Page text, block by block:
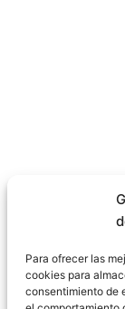
Para ofrecer las
cookies para
consentimiento de